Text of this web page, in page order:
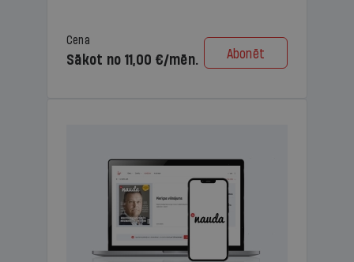
Cena
Sākot no 11,00 €/mēn. Abonēt